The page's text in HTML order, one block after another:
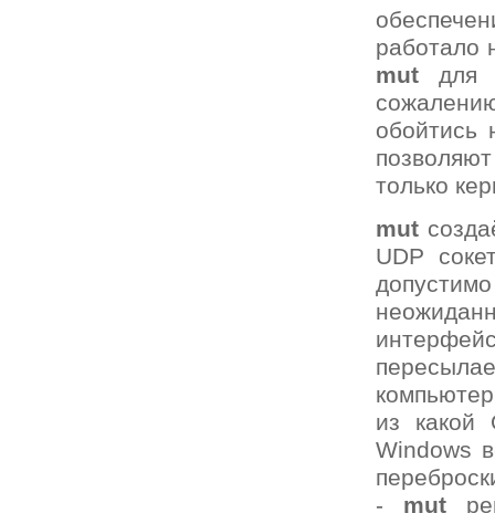
работало
mut для
обойтись
только
mut
UDP
из какой
Windows
- mut